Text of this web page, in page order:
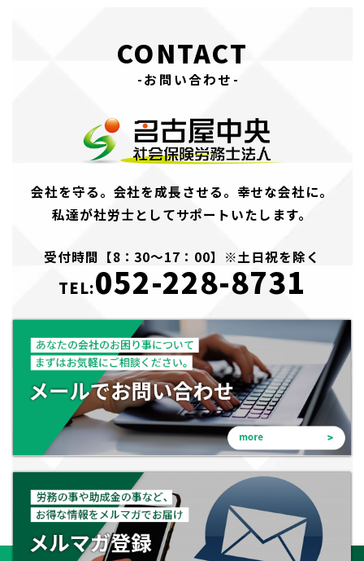
CONTACT
-お問い合わせ-
会社を守る。会社を成長させる。幸せな会社に。
私達が社労士としてサポートいたします。
受付時間【8：30～17：00】※土日祝を除く
TEL:052-228-8731